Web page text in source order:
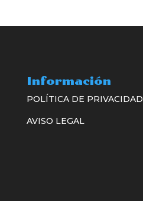
Información
POLÍTICA DE PRIVACIDAD
AVISO LEGAL